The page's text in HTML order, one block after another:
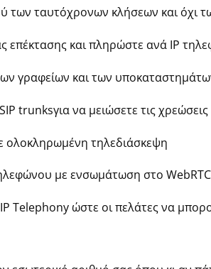
των ταυτόχρονων κλήσεων και όχι
επέκτασης και πληρώστε ανά IP
γραφείων και των
trunksγια να μειώσετε τις
ολοκληρωμένη τηλεδιάσκεψη
με ενσωμάτωση στο WebRTC
Telephony ώστε οι πελάτες να